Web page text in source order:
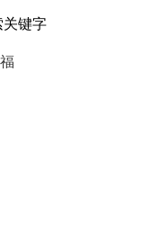
关键字